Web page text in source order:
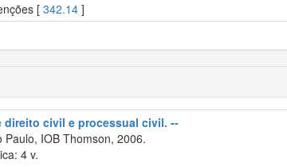
[ 342.14 ]
direito civil e processual civil. --
IOB Thomson, 2006.
4 v.